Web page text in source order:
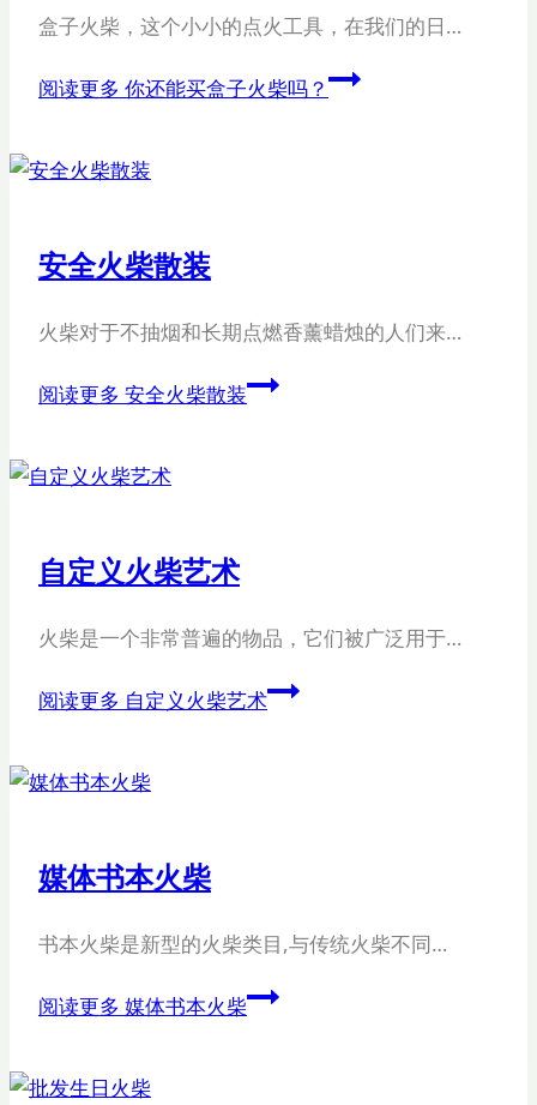
盒子火柴，这个小小的点火工具，在我们的日…
阅读更多 你还能买盒子火柴吗？
安全火柴散装
火柴对于不抽烟和长期点燃香薰蜡烛的人们来…
阅读更多 安全火柴散装
自定义火柴艺术
火柴是一个非常普遍的物品，它们被广泛用于…
阅读更多 自定义火柴艺术
媒体书本火柴
书本火柴是新型的火柴类目,与传统火柴不同…
阅读更多 媒体书本火柴